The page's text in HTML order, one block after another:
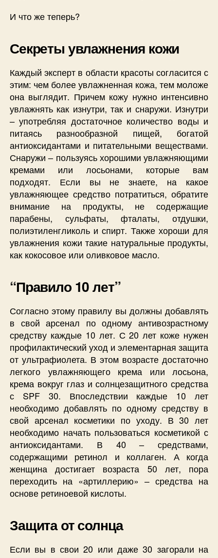
И что же теперь?
Секреты увлажнения кожи
Каждый эксперт в области красоты согласится с
этим: чем более увлажненная кожа, тем моложе
она выглядит. Причем кожу нужно интенсивно
увлажнять как изнутри, так и снаружи. Изнутри
– употребляя достаточное количество воды и
питаясь разнообразной пищей, богатой
антиоксидантами и питательными веществами.
Снаружи – пользуясь хорошими увлажняющими
кремами или лосьонами, которые вам
подходят. Если вы не знаете, на какое
увлажняющее средство потратиться, обратите
внимание на продукты, не содержащие
парабены, сульфаты, фталаты, отдушки,
полиэтиленгликоль и спирт. Также хороши для
увлажнения кожи такие натуральные продукты,
как кокосовое или оливковое масло.
“Правило 10 лет”
Согласно этому правилу вы должны добавлять
в свой арсенал по одному антивозрастному
средству каждые 10 лет. С 20 лет коже нужен
профилактический уход и элементарная защита
от ультрафиолета. В этом возрасте достаточно
легкого увлажняющего крема или лосьона,
крема вокруг глаз и солнцезащитного средства
с SPF 30. Впоследствии каждые 10 лет
необходимо добавлять по одному средству в
свой арсенал косметики по уходу. В 30 лет
необходимо начать пользоваться косметикой с
антиоксидантами. В 40 – средствами,
содержащими ретинол и коллаген. А когда
женщина достигает возраста 50 лет, пора
переходить на «артиллерию» – средства на
основе ретиноевой кислоты.
Защита от солнца
Если вы в свои 20 или даже 30 загорали на